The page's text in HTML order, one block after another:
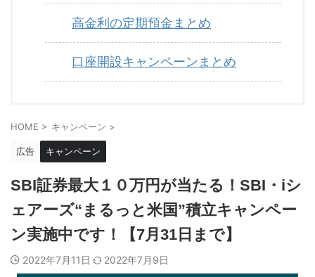
高金利の定期預金まとめ
口座開設キャンペーンまとめ
HOME > キャンペーン >
広告 キャンペーン
SBI証券最大１０万円が当たる！SBI・iシ
ェアーズ“まるっと米国”積立キャンペー
ン実施中です！【7月31日まで】
2022年7月11日 2022年7月9日